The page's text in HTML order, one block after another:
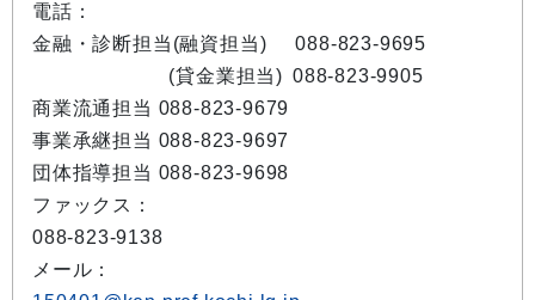
電話：
金融・診断担当(融資担当)
088-823-9695
(貸金業担当) 088-823-9905
商業流通担当 088-823-9679
事業承継担当 088-823-9697
団体指導担当 088-823-9698
ファックス：
088-823-9138
メール：